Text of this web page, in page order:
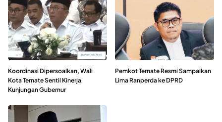
Koordinasi Dipersoalkan, Wali
Kota Ternate Sentil Kinerja
Kunjungan Gubernur
Pemkot Ternate Resmi Sampaikan
Lima Ranperda ke DPRD